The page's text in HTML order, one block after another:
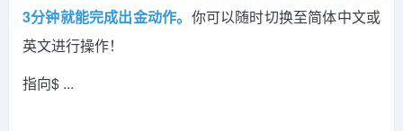
3分钟就能完成出金动作。 你可以随时切换至简体中文或
英文进行操作！
指向$ ...